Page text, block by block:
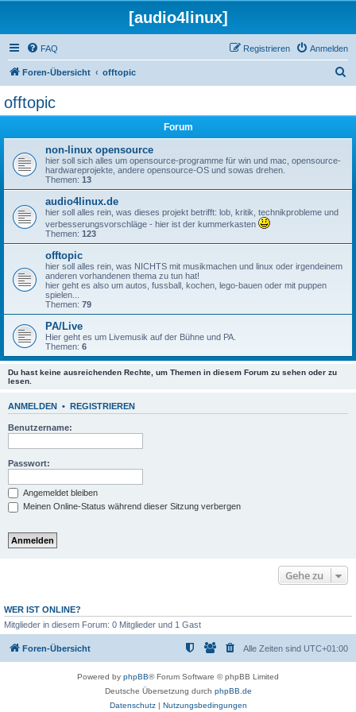
[audio4linux]
FAQ Anmelden
Registrieren
Foren-Übersicht offtopic
offtopic
Forum
non-linux opensource
hier soll sich alles um opensource-programme für win und mac, opensource-
hardwareprojekte, andere opensource-OS und sowas drehen.
Themen: 13
audio4linux.de
hier soll alles rein, was dieses projekt betrifft: lob, kritik, technikprobleme und
verbesserungsvorschläge - hier ist der kummerkasten
Themen: 123
offtopic
hier soll alles rein, was NICHTS mit musikmachen und linux oder irgendeinem
anderen vorhandenen thema zu tun hat!
hier geht es also um autos, fussball, kochen, lego-bauen oder mit puppen
spielen...
Themen: 79
PA/Live
Hier geht es um Livemusik auf der Bühne und PA.
Themen: 6
Du hast keine ausreichenden Rechte, um Themen in diesem Forum zu sehen oder zu
lesen.
ANMELDEN • REGISTRIEREN
Benutzername:
Passwort:
Angemeldet bleiben
Meinen Online-Status während dieser Sitzung verbergen
Gehe zu
WER IST ONLINE?
Mitglieder in diesem Forum: 0 Mitglieder und 1 Gast
Foren-Übersicht Alle Zeiten sind UTC+01:00
Powered by phpBB® Forum Software © phpBB Limited
Deutsche Übersetzung durch phpBB.de
Datenschutz| Nutzungsbedingungen